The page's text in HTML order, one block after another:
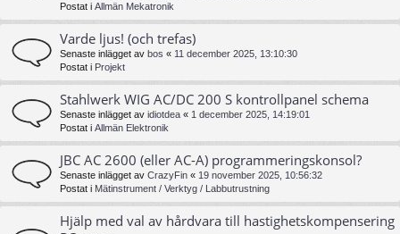
Postat i Allmän Mekatronik
Varde ljus! (och trefas)
Senaste inlägget av bos « 11 december 2025, 13:10:30
Postat i Projekt
Stahlwerk WIG AC/DC 200 S kontrollpanel schema
Senaste inlägget av idiotdea « 1 december 2025, 14:19:01
Postat i Allmän Elektronik
JBC AC 2600 (eller AC-A) programmeringskonsol?
Senaste inlägget av CrazyFin « 19 november 2025, 10:56:32
Postat i Mätinstrument / Verktyg / Labbutrustning
Hjälp med val av hårdvara till hastighetskompensering